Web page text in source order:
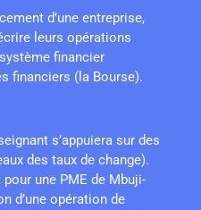
d’une entreprise,
leurs opérations
financier
financiers (la Bourse).
s’appuiera sur des
des taux de change).
une PME de Mbuji-
d’une opération de